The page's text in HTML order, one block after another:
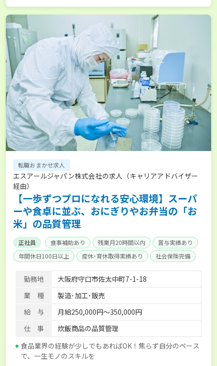
転職おまかせ求人
エスアールジャパン株式会社の求人（キャリアアドバイザー
経由）
【一歩ずつプロになれる安心環境】スーパ
ーや食卓に並ぶ、おにぎりやお弁当の「お
米」の品質管理
正社員 食事補助あり 残業月20時間以内
賞与実績あり
年間休日100日以上
産休･育休取得実績あり 社会保険完備
勤務地
大阪府守口市佐太中町7-1-18
業 種
製造･加工･販売
給 与
月給250,000円～350,000円
仕 事
炊飯商品の品質管理
食品業界の経験が少しでもあればOK！焦らず自分のペース
で、一生モノのスキルを